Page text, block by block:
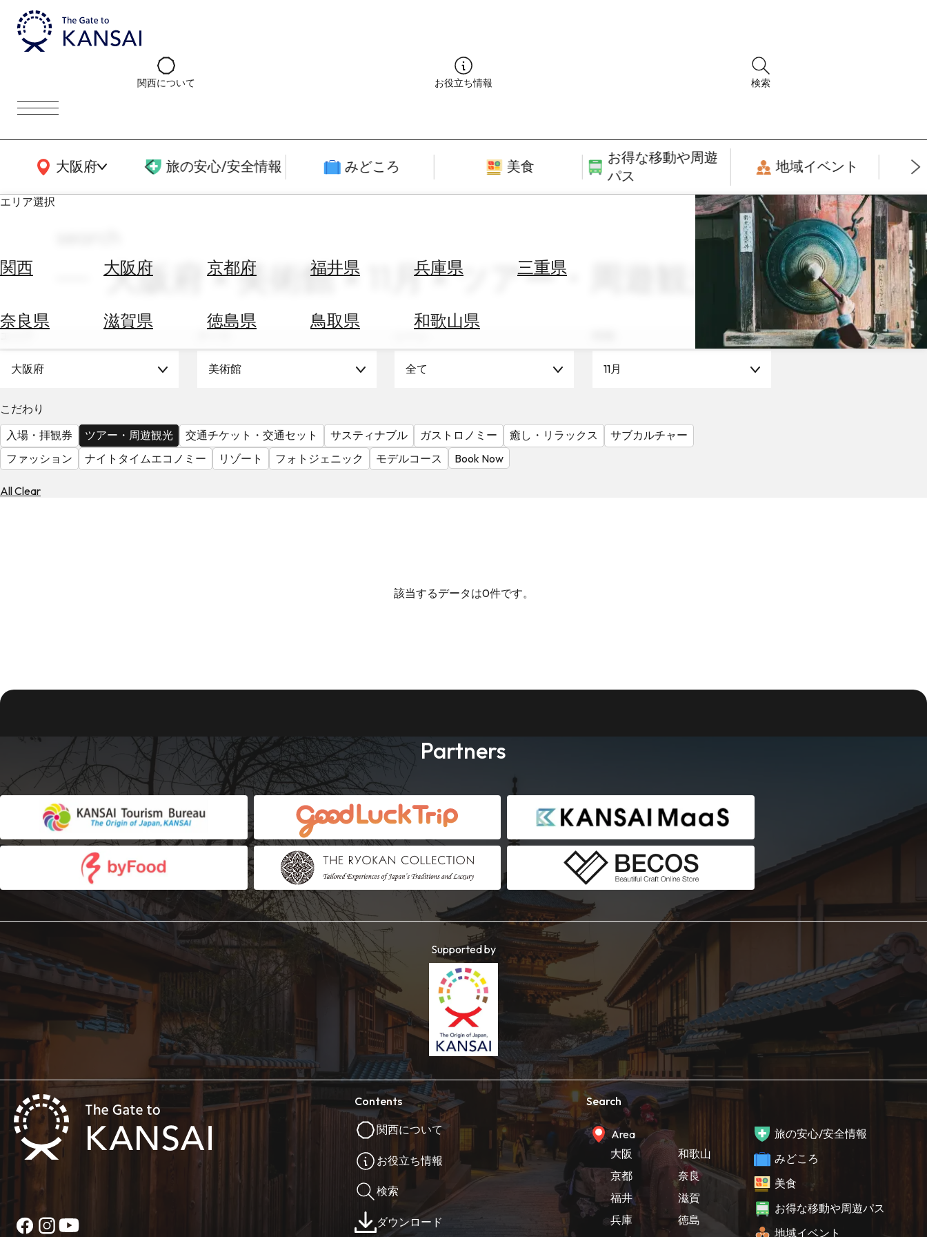
関西について お役立ち情報 検索
大阪府
関西広域MAP 旅の安心/安全情報 みどころ 美食
お得な移動や周遊
パス
地域イベント
エリア選択
関西 大阪府 京都府 福井県 兵庫県 三重県
奈良県 滋賀県 徳島県 鳥取県 和歌山県
ホ
す
替
を
調
べ
天
大阪府 × 美術館 × 11月 × ツアー・周遊観光
大阪府 美術館 全て 11月
こだわり
入場・拝観券
ツアー・周遊観光 交通チケット・交通セット サスティナブル ガストロノミー 癒し・リラックス
サブカルチャー
ファッション
ナイトタイムエコノミー リゾート フォトジェニック モデルコース Book Now
All Clear
該当するデータは0件です。
Partners
Supported by
Contents
関西について
お役立ち情報
検索
ダウンロード
Search
Area
大阪
京都
福井
兵庫
和歌山
奈良
滋賀
徳島
旅の安心/安全情報
みどころ
美食
お得な移動や周遊パス
地域イベント